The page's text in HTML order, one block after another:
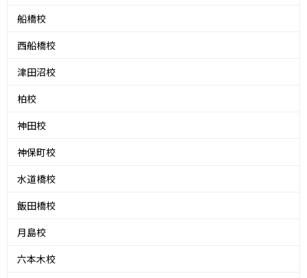
船橋校
西船橋校
津田沼校
柏校
神田校
神保町校
水道橋校
飯田橋校
月島校
六本木校